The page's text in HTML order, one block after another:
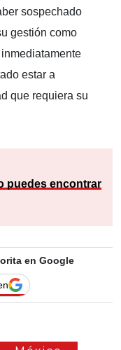
sospechado
gestión como
estar a
que requiera su
puedes encontrar
en Google